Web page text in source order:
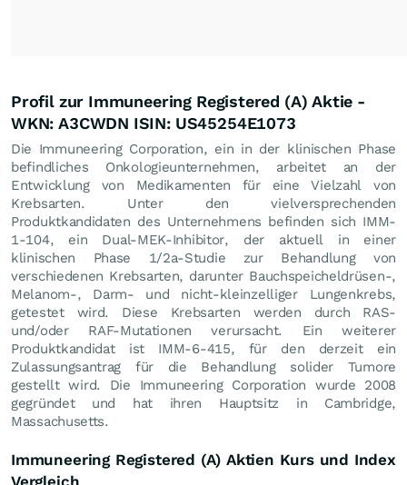
Profil zur Immuneering Registered (A) Aktie -
WKN: A3CWDN ISIN: US45254E1073
Die Immuneering Corporation, ein in der klinischen Phase
befindliches Onkologieunternehmen, arbeitet an der
Entwicklung von Medikamenten für eine Vielzahl von
Krebsarten. Unter den vielversprechenden
Produktkandidaten des Unternehmens befinden sich IMM-
1-104, ein Dual-MEK-Inhibitor, der aktuell in einer
klinischen Phase 1/2a-Studie zur Behandlung von
verschiedenen Krebsarten, darunter Bauchspeicheldrüsen-,
Melanom-, Darm- und nicht-kleinzelliger Lungenkrebs,
getestet wird. Diese Krebsarten werden durch RAS-
und/oder RAF-Mutationen verursacht. Ein weiterer
Produktkandidat ist IMM-6-415, für den derzeit ein
Zulassungsantrag für die Behandlung solider Tumore
gestellt wird. Die Immuneering Corporation wurde 2008
gegründet und hat ihren Hauptsitz in Cambridge,
Massachusetts.
Immuneering Registered (A) Aktien Kurs und Index
Vergleich